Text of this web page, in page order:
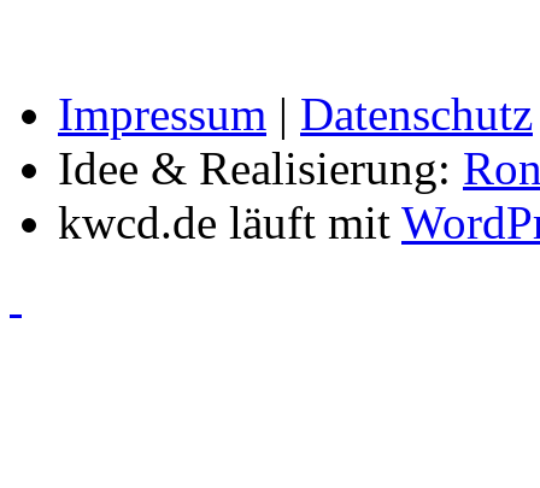
Impressum | Datenschutz
Idee & Realisierung:
kwcd.de läuft mit